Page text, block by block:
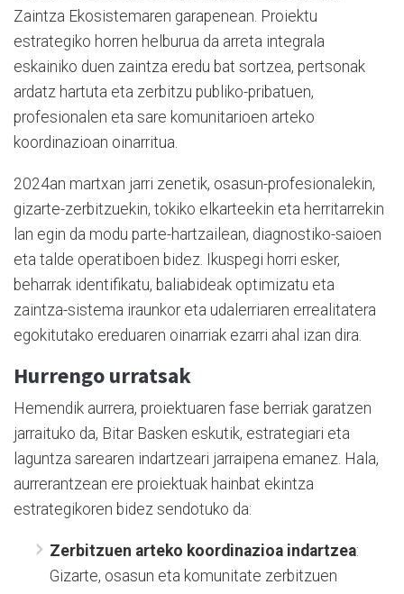
Zaintza Ekosistemaren garapenean. Proiektu
estrategiko horren helburua da arreta integrala
eskainiko duen zaintza eredu bat sortzea, pertsonak
ardatz hartuta eta zerbitzu publiko-pribatuen,
profesionalen eta sare komunitarioen arteko
koordinazioan oinarritua.
2024an martxan jarri zenetik, osasun-profesionalekin,
gizarte-zerbitzuekin, tokiko elkarteekin eta herritarrekin
lan egin da modu parte-hartzailean, diagnostiko-saioen
eta talde operatiboen bidez. Ikuspegi horri esker,
beharrak identifikatu, baliabideak optimizatu eta
zaintza-sistema iraunkor eta udalerriaren errealitatera
egokitutako ereduaren oinarriak ezarri ahal izan dira.
Hurrengo urratsak
Hemendik aurrera, proiektuaren fase berriak garatzen
jarraituko da, Bitar Basken eskutik, estrategiari eta
laguntza sarearen indartzeari jarraipena emanez. Hala,
aurrerantzean ere proiektuak hainbat ekintza
estrategikoren bidez sendotuko da:
Zerbitzuen arteko koordinazioa indartzea:
Gizarte, osasun eta komunitate zerbitzuen